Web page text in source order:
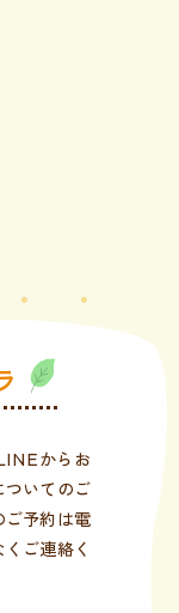
からお
ついてのご
ご予約は電
ご連絡く